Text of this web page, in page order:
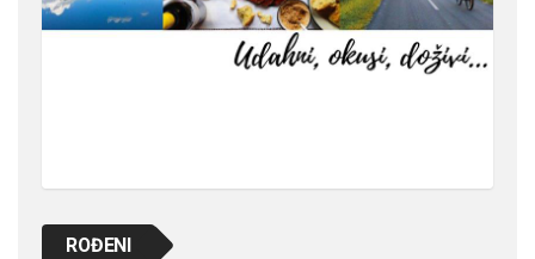
ROĐENI